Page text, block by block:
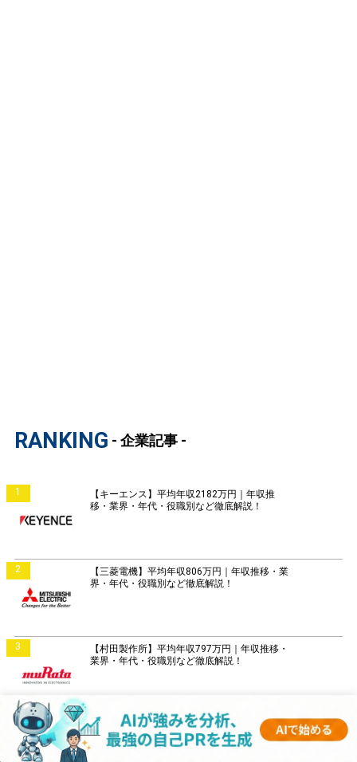
RANKING - 企業記事 -
1
【キーエンス】平均年収2182万円｜年収推
移・業界・年代・役職別など徹底解説！
2
【三菱電機】平均年収806万円｜年収推移・業
界・年代・役職別など徹底解説！
3
【村田製作所】平均年収797万円｜年収推移・
業界・年代・役職別など徹底解説！
4
【富士通】平均年収859万円｜年収推移・業
界・年代・役職別など徹底解説！